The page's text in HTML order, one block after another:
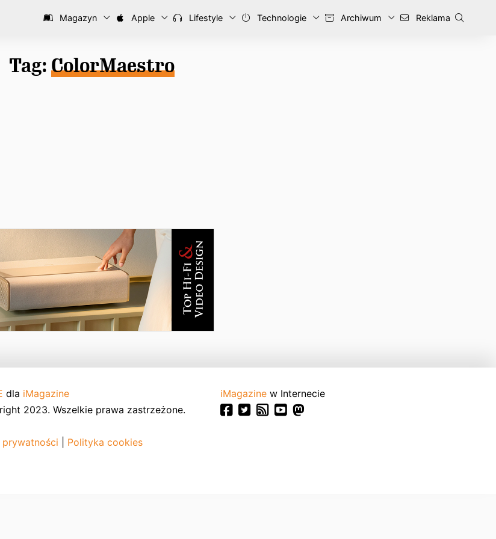
Magazyn Apple Lifestyle Technologie Archiwum Reklama
Tag: ColorMaestro
dla iMagazine
2023. Wszelkie prawa zastrzeżone.
Polityka cookies
iMagazine w Internecie